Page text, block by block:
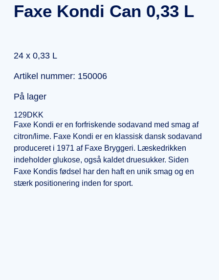
Faxe Kondi Can 0,33 L
24 x 0,33 L
Artikel nummer: 150006
På lager
129DKK
Faxe Kondi er en forfriskende sodavand med smag af
citron/lime. Faxe Kondi er en klassisk dansk sodavand
produceret i 1971 af Faxe Bryggeri. Læskedrikken
indeholder glukose, også kaldet druesukker. Siden
Faxe Kondis fødsel har den haft en unik smag og en
stærk positionering inden for sport.